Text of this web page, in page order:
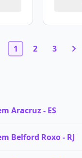
1 2 3
Aracruz - ES
Belford Roxo - RJ